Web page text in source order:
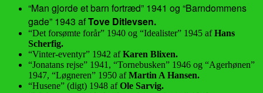
“Man gjorde et barn fortræd” 1941 og “Barndommens
gade” 1943 afTove Ditlevsen.
“Det forsømte forår” 1940 og “Idealister” 1945 afHans
Scherfig.
“Vinter-eventyr” 1942 afKaren Blixen.
“Jonatans rejse” 1941, “Tornebusken” 1946 og “Agerhønen”
1947, “Løgneren” 1950 afMartin A Hansen.
“Husene” (digt) 1948 afOle Sarvig.